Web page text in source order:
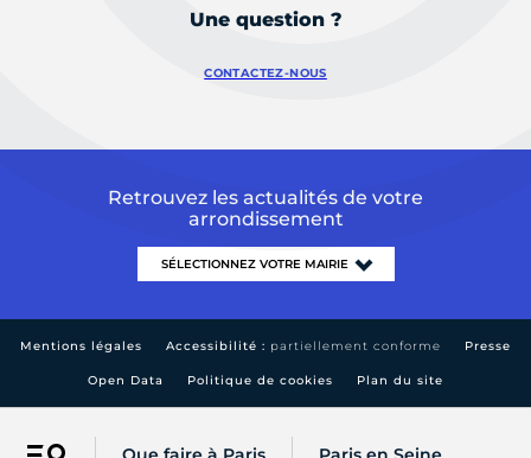
Une question ?
CONTACTEZ-NOUS
Retrouvez les actualités de votre
arrondissement
Mentions légales Accessibilité : partiellement conforme Presse
Open Data Politique de cookies Plan du site